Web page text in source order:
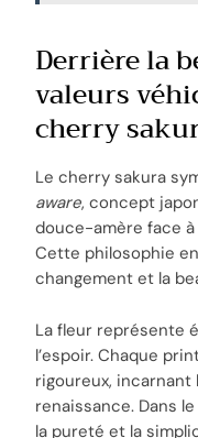
Derrière la
valeurs
cherry
Le cherry sakura
aware, concept
douce-amère face à
Cette philosophie
changement et la
La fleur représente
l’espoir. Chaque
rigoureux,
renaissance. Dans
la pureté et la